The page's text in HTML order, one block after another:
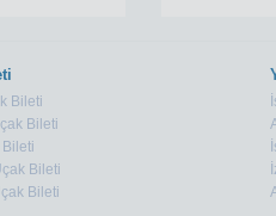
Bileti
Bileti
Bileti
Bileti